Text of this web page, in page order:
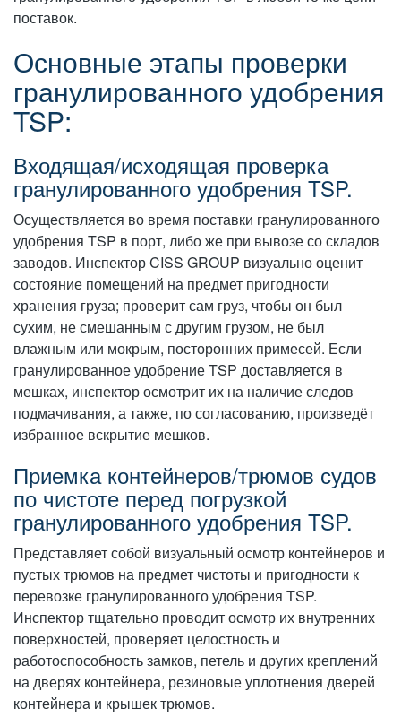
поставок.
Основные этапы проверки
гранулированного удобрения
TSP:
Входящая/исходящая проверка
гранулированного удобрения TSP.
Осуществляется во время поставки гранулированного
удобрения TSP в порт, либо же при вывозе со складов
заводов. Инспектор CISS GROUP визуально оценит
состояние помещений на предмет пригодности
хранения груза; проверит сам груз, чтобы он был
сухим, не смешанным с другим грузом, не был
влажным или мокрым, посторонних примесей. Если
гранулированное удобрение TSP доставляется в
мешках, инспектор осмотрит их на наличие следов
подмачивания, а также, по согласованию, произведёт
избранное вскрытие мешков.
Приемка контейнеров/трюмов судов
по чистоте перед погрузкой
гранулированного удобрения TSP.
Представляет собой визуальный осмотр контейнеров и
пустых трюмов на предмет чистоты и пригодности к
перевозке гранулированного удобрения TSP.
Инспектор тщательно проводит осмотр их внутренних
поверхностей, проверяет целостность и
работоспособность замков, петель и других креплений
на дверях контейнера, резиновые уплотнения дверей
контейнера и крышек трюмов.